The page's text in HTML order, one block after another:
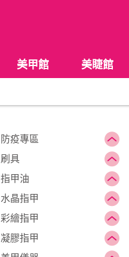
美甲館 美睫館
防疫專區
刷具
指甲油
水晶指甲
彩繪指甲
凝膠指甲